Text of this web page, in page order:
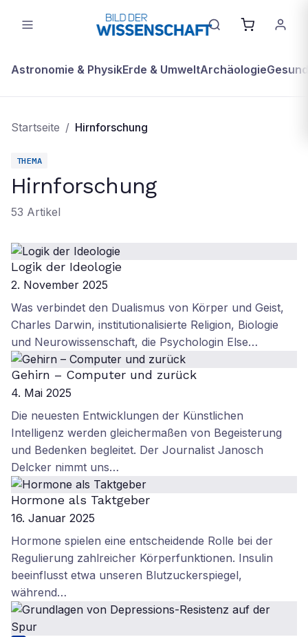
Astronomie & PhysikErde & UmweltArchäologie
Startseite / Hirnforschung
THEMA
Hirnforschung
53 Artikel
Logik der Ideologie
2. November 2025
Was verbindet den Dualismus von Körper und Geist,
Charles Darwin, institutionalisierte Religion, Biologie
und Neurowissenschaft, die Psychologin Else…
Gehirn – Computer und zurück
4. Mai 2025
Die neuesten Entwicklungen der Künstlichen
Intelligenz werden gleichermaßen von Begeisterung
und Bedenken begleitet. Der Journalist Janosch
Delcker nimmt uns…
Hormone als Taktgeber
16. Januar 2025
Hormone spielen eine entscheidende Rolle bei der
Regulierung zahlreicher Körperfunktionen. Insulin
beeinflusst etwa unseren Blutzuckerspiegel,
während…